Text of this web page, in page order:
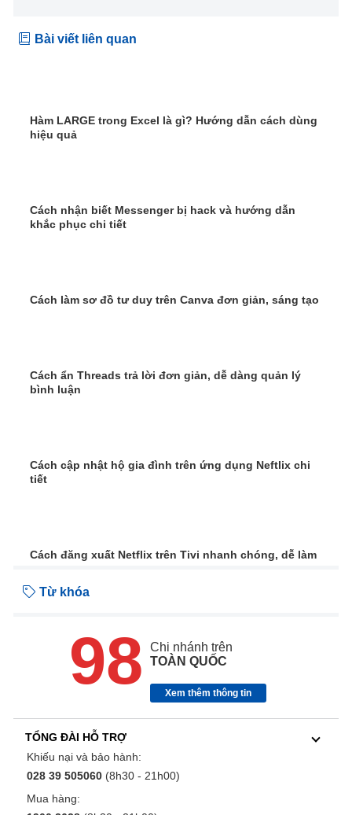
Bài viết liên quan
Hàm LARGE trong Excel là gì? Hướng dẫn cách dùng
hiệu quả
Cách nhận biết Messenger bị hack và hướng dẫn
khắc phục chi tiết
Cách làm sơ đồ tư duy trên Canva đơn giản, sáng tạo
Cách ẩn Threads trả lời đơn giản, dễ dàng quản lý
bình luận
Cách cập nhật hộ gia đình trên ứng dụng Neftlix chi
tiết
Cách đăng xuất Netflix trên Tivi nhanh chóng, dễ làm
Từ khóa
98
Chi nhánh trên
TOÀN QUỐC
Xem thêm thông tin
TỔNG ĐÀI HỖ TRỢ
Khiếu nại và bảo hành:
028 39 505060 (8h30 - 21h00)
Mua hàng: